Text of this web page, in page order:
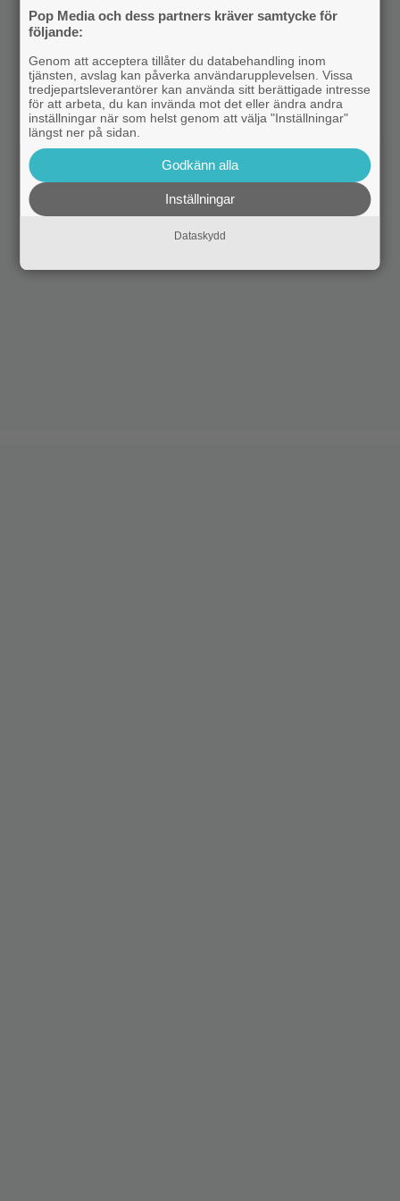
Pop Media och dess partners kräver samtycke för
följande:
Genom att acceptera tillåter du databehandling inom
tjänsten, avslag kan påverka användarupplevelsen. Vissa
tredjepartsleverantörer kan använda sitt berättigade intresse
för att arbeta, du kan invända mot det eller ändra andra
inställningar när som helst genom att välja "Inställningar"
längst ner på sidan.
Godkänn alla
Inställningar
Dataskydd